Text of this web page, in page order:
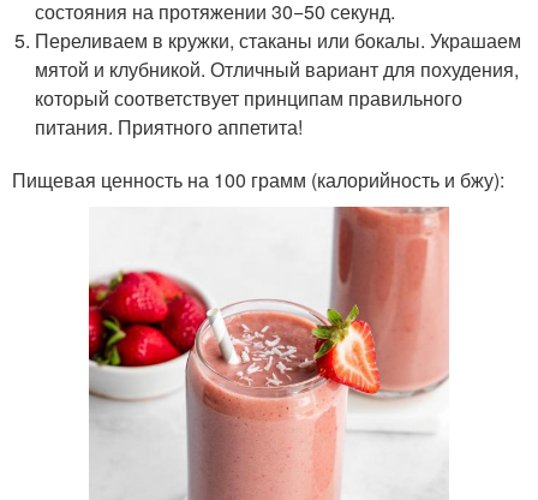
состояния на протяжении 30−50 секунд.
Переливаем в кружки, стаканы или бокалы. Украшаем
мятой и клубникой. Отличный вариант для похудения,
который соответствует принципам правильного
питания. Приятного аппетита!
Пищевая ценность на 100 грамм (калорийность и бжу):